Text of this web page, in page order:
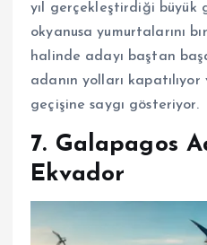
yıl gerçekleştirdiği büyük
okyanusa yumurtalarını
halinde adayı baştan
adanın yolları
geçişine saygı gösteriyor.
7. Galapagos
Ekvador